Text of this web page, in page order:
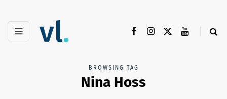
BROWSING TAG
Nina Hoss